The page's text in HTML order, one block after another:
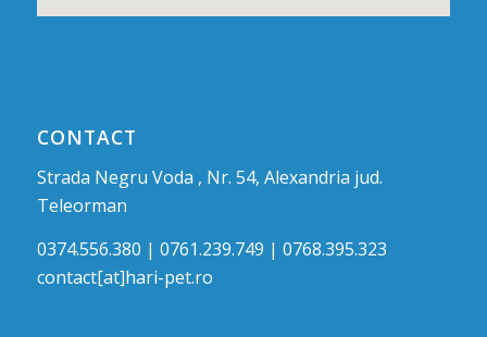
CONTACT
Strada Negru Voda , Nr. 54, Alexandria jud.
Teleorman
0374.556.380 | 0761.239.749 | 0768.395.323
contact[at]hari-pet.ro